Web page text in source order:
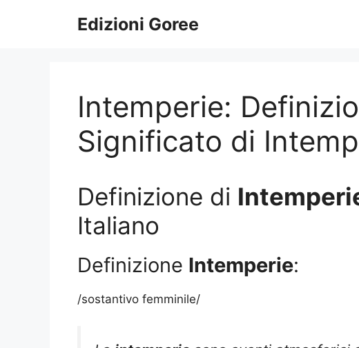
Edizioni Goree
Intemperie:
Significato di
Definizione di
Italiano
Definizione Intemperie:
/sostantivo femminile/